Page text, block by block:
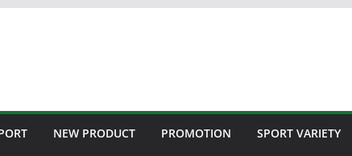
NEW PRODUCT PROMOTION SPORT VARIETY